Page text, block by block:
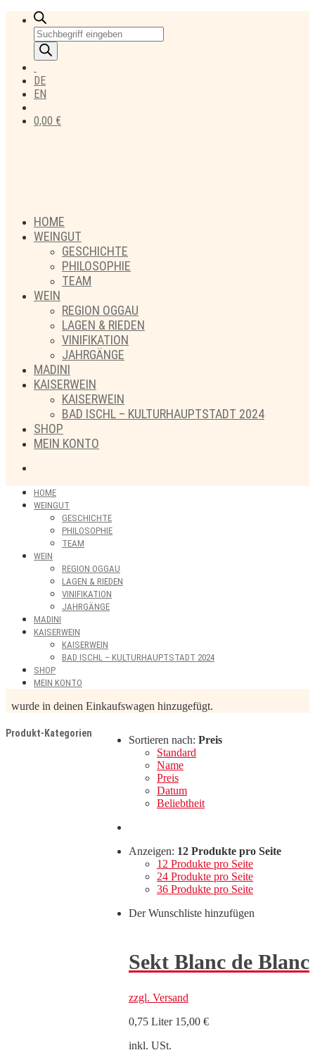
Products
search
DE
EN
0,00 €
HOME
WEINGUT
GESCHICHTE
PHILOSOPHIE
TEAM
WEIN
REGION OGGAU
LAGEN & RIEDEN
VINIFIKATION
JAHRGÄNGE
MADINI
KAISERWEIN
KAISERWEIN
BAD ISCHL – KULTURHAUPTSTADT 2024
SHOP
MEIN KONTO
HOME
WEINGUT
GESCHICHTE
PHILOSOPHIE
TEAM
WEIN
REGION OGGAU
LAGEN & RIEDEN
VINIFIKATION
JAHRGÄNGE
MADINI
KAISERWEIN
KAISERWEIN
BAD ISCHL – KULTURHAUPTSTADT 2024
SHOP
MEIN KONTO
wurde in deinen Einkaufswagen hinzugefügt.
Sortieren nach: Preis
Standard
Name
Preis
Datum
Beliebtheit
Anzeigen: 12 Produkte pro Seite
12 Produkte pro Seite
24 Produkte pro Seite
36 Produkte pro Seite
Der Wunschliste hinzufügen
Sekt Blanc de Blanc
zzgl. Versand
0,75 Liter 15,00 €
inkl. USt.
Produkt-Kategorien